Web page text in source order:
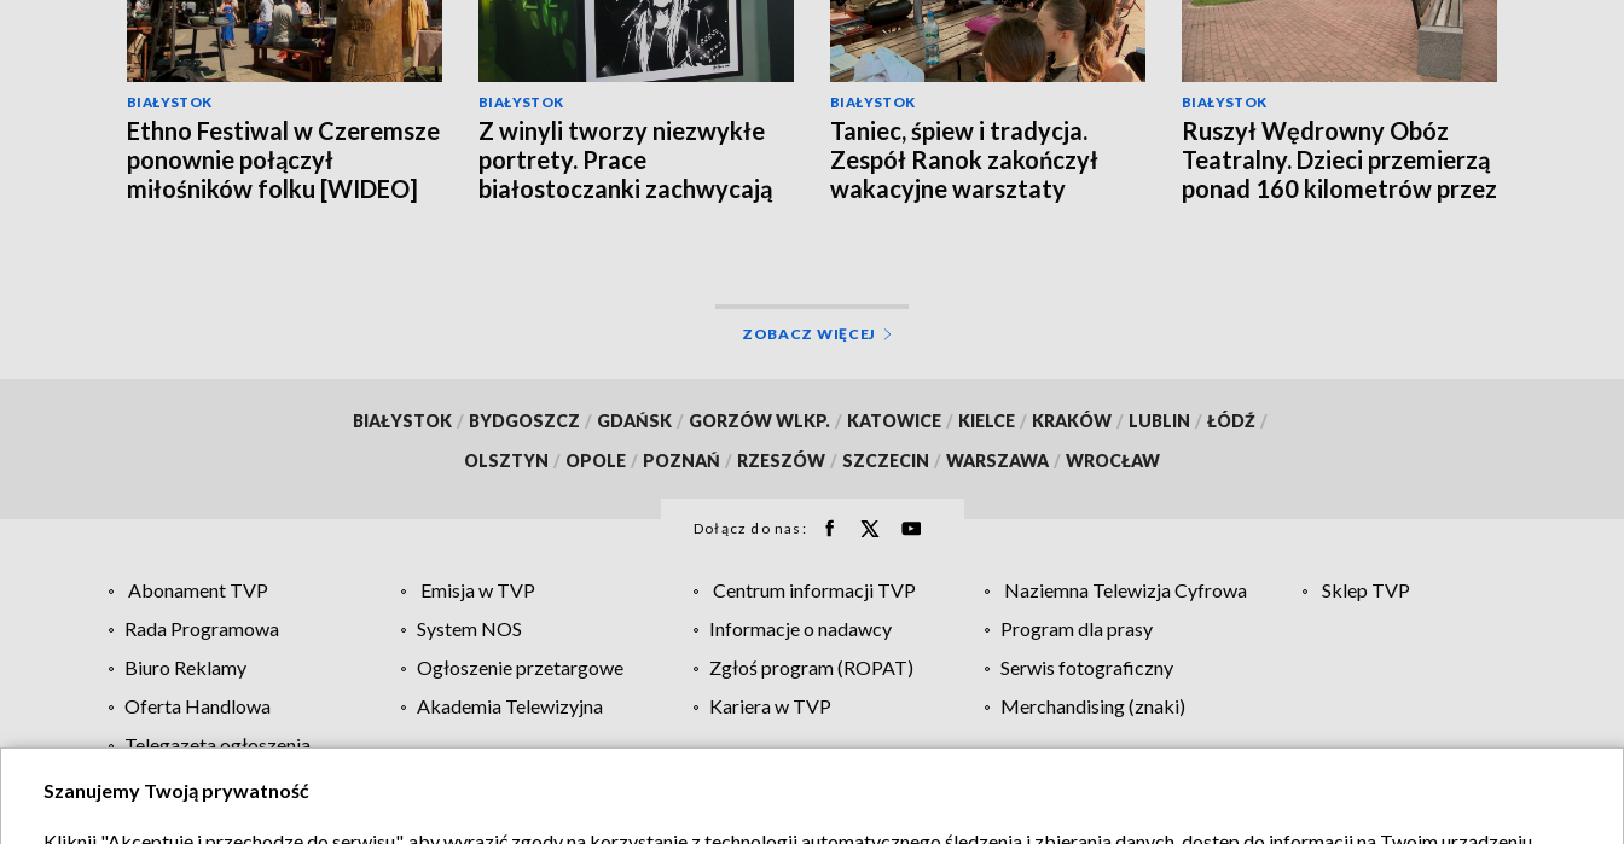
BIAŁYSTOK
Ethno Festiwal w Czeremsze
ponownie połączył
miłośników folku [WIDEO]
BIAŁYSTOK
Z winyli tworzy niezwykłe
portrety. Prace
białostoczanki zachwycają
BIAŁYSTOK
Taniec, śpiew i tradycja.
Zespół Ranok zakończył
wakacyjne warsztaty
BIAŁYSTOK
Ruszył Wędrowny Obóz
Teatralny. Dzieci przemierzą
ponad 160 kilometrów przez
ZOBACZ WIĘCEJ
BIAŁYSTOK / BYDGOSZCZ / GDAŃSK / GORZÓW WLKP. / KATOWICE / KIELCE / KRAKÓW / LUBLIN / ŁÓDŹ /
OLSZTYN / OPOLE / POZNAŃ / RZESZÓW / SZCZECIN / WARSZAWA / WROCŁAW
Dołącz do nas:
Abonament TVP Emisja w TVP Centrum informacji TVP Naziemna Telewizja Cyfrowa
Sklep TVP
Rada Programowa
System NOS Informacje o nadawcy
Program dla prasy
Biuro Reklamy
Ogłoszenie przetargowe Zgłoś program (ROPAT)
Serwis fotograficzny
Oferta Handlowa
Akademia Telewizyjna Kariera w TVP
Merchandising (znaki)
Telegazeta ogłoszenia
Regulamin TVP Polityka prywatności Moje zgody Pomoc Biuro reklamy Kontakt
Szanujemy Twoją prywatność